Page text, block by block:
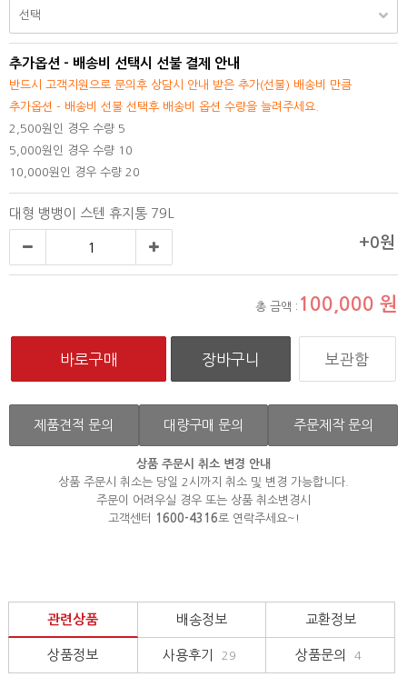
추가옵션 - 배송비 선택시 선불 결제 안내
반드시 고객지원으로 문의후 상담시 안내 받은 추가(선불) 배송비 만큼
추가옵션 - 배송비 선불 선택후 배송비 옵션 수량을 늘려주세요.
2,500원인 경우 수량 5
5,000원인 경우 수량 10
10,000원인 경우 수량 20
대형 뱅뱅이 스텐 휴지통 79L
+0원
총 금액 : 100,000 원
보관함
제품견적 문의 대량구매 문의 주문제작 문의
상품 주문시 취소 변경 안내
상품 주문시 취소는 당일 2시까지 취소 및 변경 가능합니다.
주문이 어려우실 경우 또는 상품 취소변경시
고객센터
1600-4316로 연락주세요~!
관련상품 배송정보 교환정보
상품정보 사용후기 29 상품문의 4